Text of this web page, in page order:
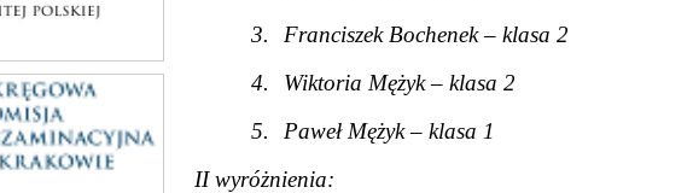
3.
Franciszek Bochenek – klasa 2
4.
Wiktoria Mężyk – klasa 2
5.
Paweł Mężyk – klasa 1
II wyróżnienia: